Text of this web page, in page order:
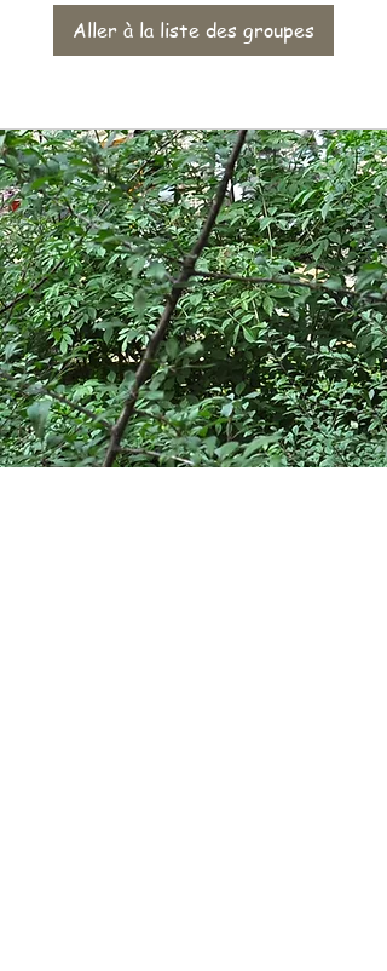
Aller à la liste des groupes